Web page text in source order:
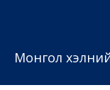
Монгол